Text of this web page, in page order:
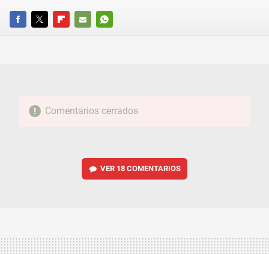
FACEBOOKTWITTERFLIPBOARD
E-
WHATSAPP
Comentarios cerrados
VER 18 COMENTARIOS